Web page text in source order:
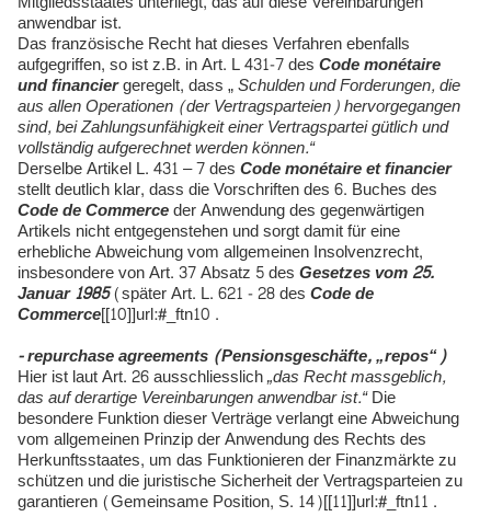
anwendbar ist.
Das französische Recht hat dieses Verfahren ebenfalls
aufgegriffen, so ist z.B. in Art. L 431-7 desCode monétaire
und financiergeregelt, dass „Schulden und Forderungen, die
aus allen Operationen (der Vertragsparteien) hervorgegangen
sind, bei Zahlungsunfähigkeit einer Vertragspartei gütlich und
vollständig aufgerechnet werden können.“
Derselbe Artikel L. 431 – 7 desCode monétaire et financier
stellt deutlich klar, dass die Vorschriften des 6. Buches des
Code de Commerceder Anwendung des gegenwärtigen
Artikels nicht entgegenstehen und sorgt damit für eine
erhebliche Abweichung vom allgemeinen Insolvenzrecht,
insbesondere von Art. 37 Absatz 5 desGesetzes vom 25.
Januar 1985(später Art. L. 621 - 28 desCode de
Commerce[[10]]url:#_ftn10 .
- repurchase agreements (Pensionsgeschäfte, „repos“)
Hier ist laut Art. 26 ausschliesslich„das Recht massgeblich,
das auf derartige Vereinbarungen anwendbar ist.“Die
besondere Funktion dieser Verträge verlangt eine Abweichung
vom allgemeinen Prinzip der Anwendung des Rechts des
Herkunftsstaates, um das Funktionieren der Finanzmärkte zu
schützen und die juristische Sicherheit der Vertragsparteien zu
garantieren (Gemeinsame Position, S. 14)[[11]]url:#_ftn11 .